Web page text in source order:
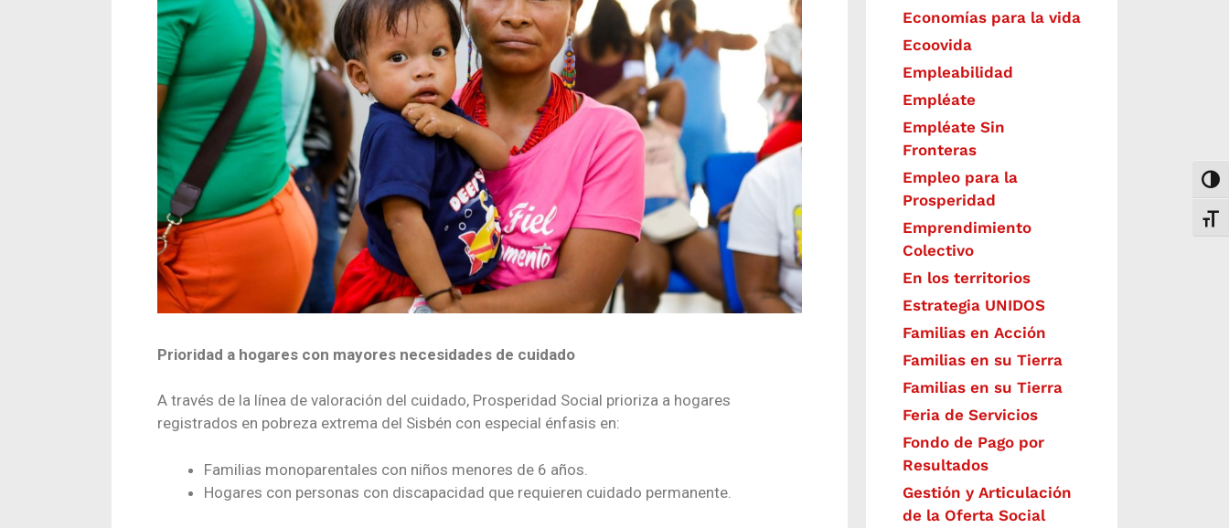
Prioridad a hogares con mayores necesidades de cuidado
A través de la línea de valoración del cuidado, Prosperidad Social prioriza a hogares
registrados en pobreza extrema del Sisbén con especial énfasis en:
Familias monoparentales con niños menores de 6 años.
Hogares con personas con discapacidad que requieren cuidado permanente.
Economías para la vida
Ecoovida
Empleabilidad
Empléate
Empléate Sin
Fronteras
Empleo para la
Prosperidad
Emprendimiento
Colectivo
En los territorios
Estrategia UNIDOS
Familias en Acción
Familias en su Tierra
Familias en su Tierra
Feria de Servicios
Fondo de Pago por
Resultados
Gestión y Articulación
de la Oferta Social